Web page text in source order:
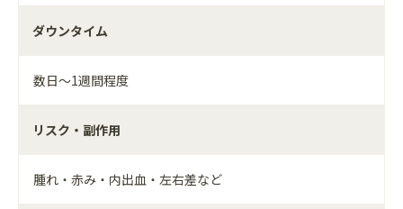
ダウンタイム
数日～1週間程度
リスク・副作用
腫れ・赤み・内出血・左右差など